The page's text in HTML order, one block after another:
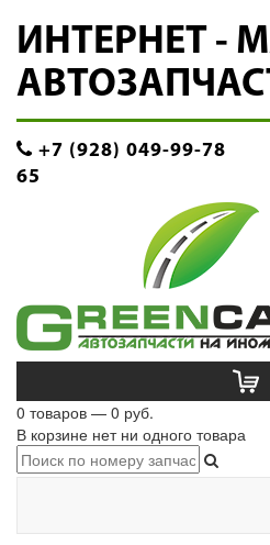
ИНТЕРНЕТ -
+7 (928) 049-99-78
65
0 товаров — 0 руб.
В корзине нет ни одного товара